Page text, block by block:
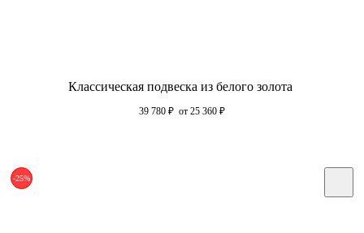
Классическая подвеска из белого золота
39 780 ₽ от 25 360 ₽
-25%